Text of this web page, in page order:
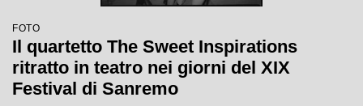
FOTO
Il quartetto The Sweet Inspirations
ritratto in teatro nei giorni del XIX
Festival di Sanremo